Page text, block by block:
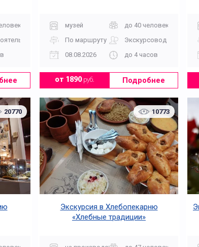
Выездные
Зимние
музей
до 40 человек
По маршруту
Экскурсовод
08.08.2026
до 4 часов
от 1890руб. Подробнее
20770 10773
Экскурсия в Хлебопекарню
«Хлебные традиции»